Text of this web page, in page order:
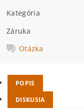
Kategória
Záruka
Otázka
POPIS
DISKUSIA